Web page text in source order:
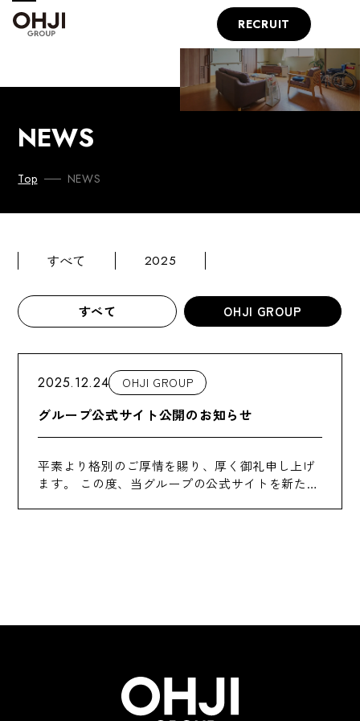
RECRUIT
NEWS
Top NEWS
すべて 2025
すべて OHJI GROUP
2025.12.24 OHJI GROUP
グループ公式サイト公開のお知らせ
平素より格別のご厚情を賜り、厚く御礼申し上げ
ます。 この度、当グループの公式サイトを新たに